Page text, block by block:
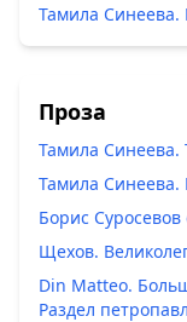
Тамила
Проза
Тамила Синеева.
Тамила Синеева.
Борис Суросевов
Щехов.
Din Matteo.
Раздел